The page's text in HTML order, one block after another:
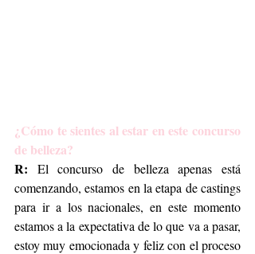
¿Cómo te sientes al estar en este concurso
de belleza?
R: El concurso de belleza apenas está
comenzando, estamos en la etapa de castings
para ir a los nacionales, en este momento
estamos a la expectativa de lo que va a pasar,
estoy muy emocionada y feliz con el proceso